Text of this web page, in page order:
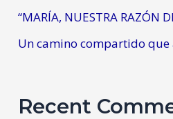
“MARÍA, NUESTRA RAZÓN
Un camino compartido que
Recent